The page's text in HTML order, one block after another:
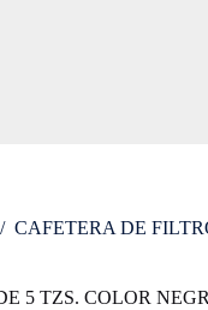
/ CAFETERA DE
5 TZS. COLOR